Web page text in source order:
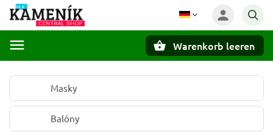
Warenkorb leeren
Masky
Balóny